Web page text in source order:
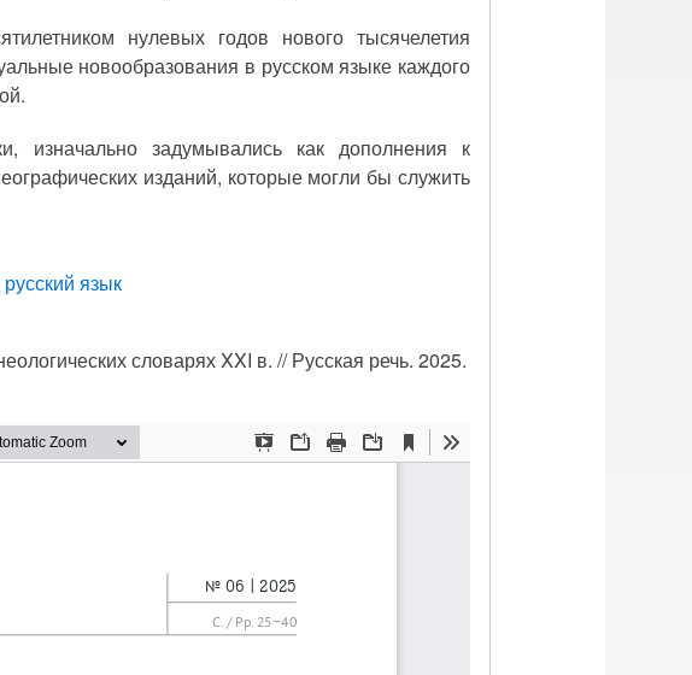
нулевых годов нового тысячелетия
новообразования в русском языке каждого
изначально задумывались как дополнения к
изданий, которые могли бы служить
русский язык
словарях XXI в. // Русская речь. 2025.